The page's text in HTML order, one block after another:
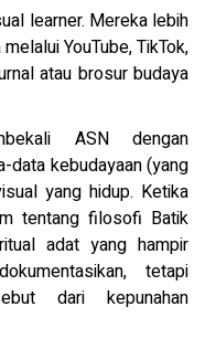
learner. Mereka lebih
YouTube, TikTok,
atau brosur budaya
ASN dengan
data kebudayaan (yang
yang hidup. Ketika
tentang filosofi Batik
adat yang hampir
tetapi
dari kepunahan